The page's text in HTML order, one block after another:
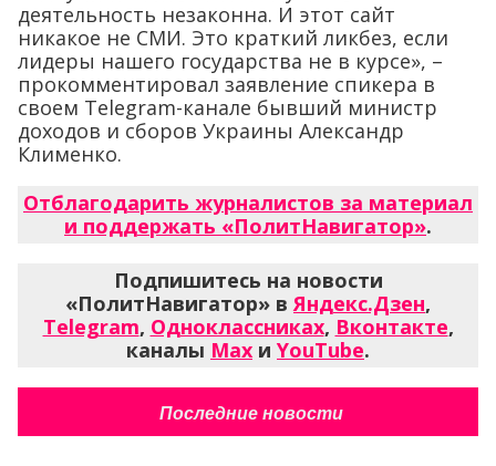
деятельность незаконна. И этот сайт
никакое не СМИ. Это краткий ликбез, если
лидеры нашего государства не в курсе», –
прокомментировал заявление спикера в
своем Telegram-канале бывший министр
доходов и сборов Украины Александр
Клименко.
Отблагодарить журналистов за материал
и поддержать «ПолитНавигатор».
Подпишитесь на новости
«ПолитНавигатор» вЯндекс.Дзен,
Telegram, Одноклассниках, Вконтакте,
каналы Max и YouTube.
Последние новости